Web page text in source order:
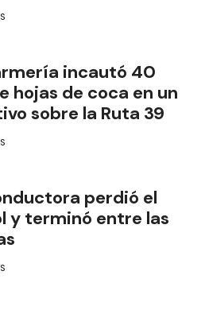
incautó 40
hojas de coca en un
sobre la Ruta 39
perdió el
y terminó entre las